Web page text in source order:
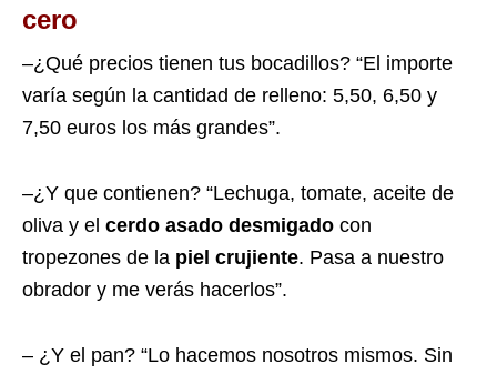
cero
–¿Qué precios tienen tus bocadillos? “El importe
varía según la cantidad de relleno: 5,50, 6,50 y
7,50 euros los más grandes”.
–¿Y que contienen? “Lechuga, tomate, aceite de
oliva y el cerdo asado desmigado con
tropezones de la piel crujiente. Pasa a nuestro
obrador y me verás hacerlos”.
– ¿Y el pan? “Lo hacemos nosotros mismos. Sin